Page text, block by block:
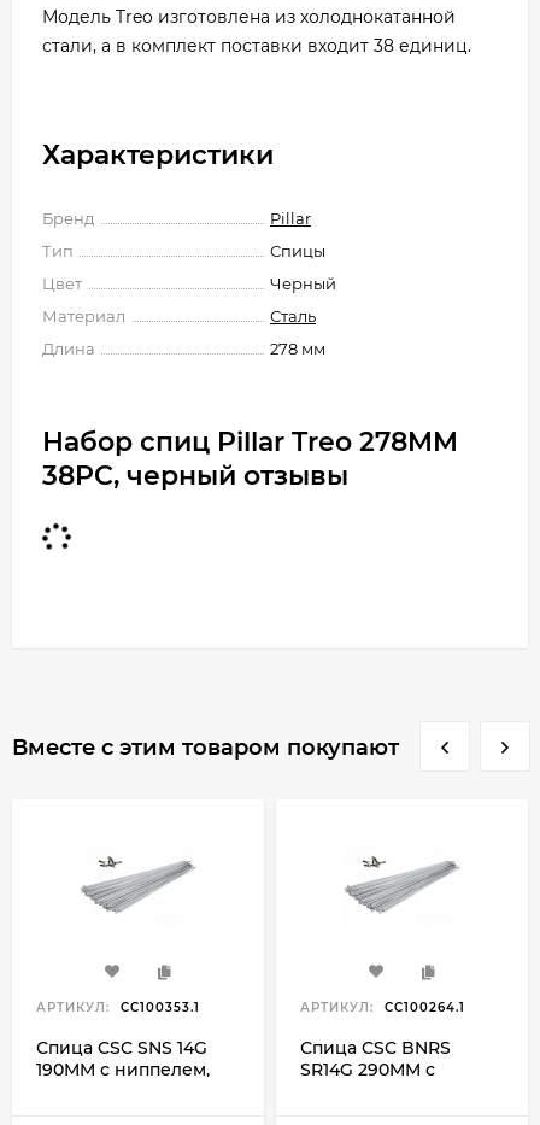
Модель Treo изготовлена из холоднокатанной
стали, а в комплект поставки входит 38 единиц.
Характеристики
Бренд
Pillar
Тип
Спицы
Цвет
Черный
Материал
Сталь
Длина
278 мм
Набор спиц Pillar Treo 278MM
38PC, черный отзывы
Вместе с этим товаром покупают
АРТИКУЛ: CC100353.1
Спица CSC SNS 14G
190MM с ниппелем,
АРТИКУЛ: CC100264.1
Спица CSC BNRS
SR14G 290MM с